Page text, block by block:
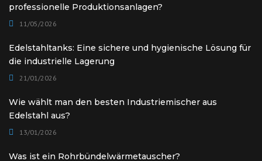
professionelle Produktionsanlagen?
11/05/2026
Edelstahltanks: Eine sichere und hygienische Lösung für
die industrielle Lagerung
21/01/2026
Wie wählt man den besten Industriemischer aus
Edelstahl aus?
13/01/2026
Was ist ein Rohrbündelwärmetauscher?